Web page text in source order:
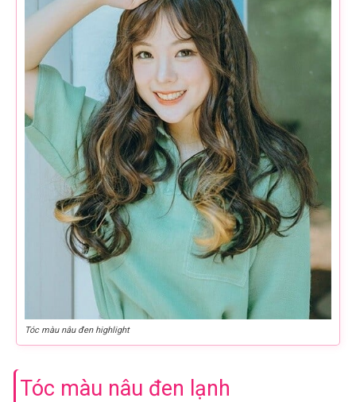
Tóc màu nâu đen highlight
Tóc màu nâu đen lạnh